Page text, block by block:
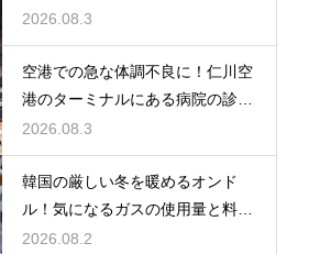
い計算
2026.08.3
空港での急な体調不良に！仁川空
港のターミナルにある病院の診療
時間
2026.08.3
韓国の厳しい冬を暖めるオンド
ル！気になるガスの使用量と料金
の目安
2026.08.2